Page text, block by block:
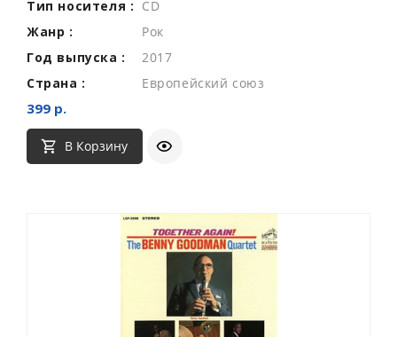
Тип носителя : CD
Жанр :
Рок
Год выпуска :
2017
Страна :
Европейский союз
399 р.
В Корзину